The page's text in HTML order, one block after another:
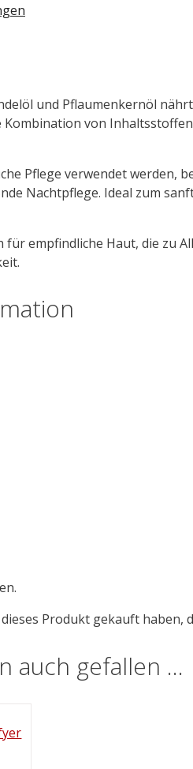
und Pflaumenkernöl
von
Pflege verwendet werden,
Nachtpflege. Ideal zum
für empfindliche Haut, die zu
Produkt gekauft haben,
auch gefallen …